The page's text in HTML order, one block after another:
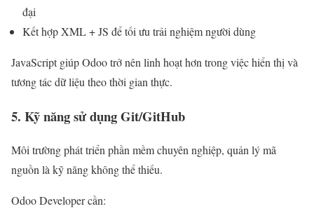
đại
Kết hợp XML + JS để tối ưu trải nghiệm người dùng
JavaScript giúp Odoo trở nên linh hoạt hơn trong việc hiển thị và
tương tác dữ liệu theo thời gian thực.
5. Kỹ năng sử dụng Git/GitHub
Môi trường phát triển phần mềm chuyên nghiệp, quản lý mã
nguồn là kỹ năng không thể thiếu.
Odoo Developer cần: